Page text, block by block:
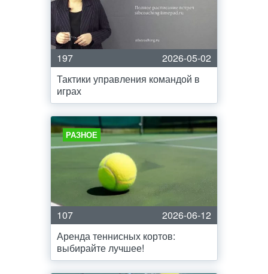
197
2026-05-02
Тактики управления командой в
играх
РАЗНОЕ
107
2026-06-12
Аренда теннисных кортов:
выбирайте лучшее!